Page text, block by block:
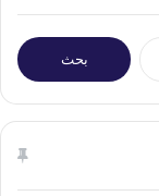
البحث
عن: